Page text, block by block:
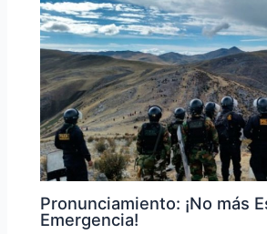
Pronunciamiento: ¡No más
Emergencia!